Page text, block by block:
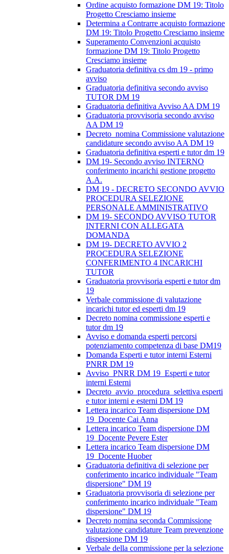
Ordine acquisto formazione DM 19: Titolo
Progetto Cresciamo insieme
Determina a Contrarre acquisto formazione
DM 19: Titolo Progetto Cresciamo insieme
Superamento Convenzioni acquisto
formazione DM 19: Titolo Progetto
Cresciamo insieme
Graduatoria definitiva cs dm 19 - primo
avviso
Graduatoria definitiva secondo avviso
TUTOR DM 19
Graduatoria definitiva Avviso AA DM 19
Graduatoria provvisoria secondo avviso
AA DM 19
Decreto_nomina Commissione valutazione
candidature secondo avviso AA DM 19
Graduatoria definitiva esperti e tutor dm 19
DM 19- Secondo avviso INTERNO
conferimento incarichi gestione progetto
A.A.
DM 19 - DECRETO SECONDO AVVIO
PROCEDURA SELEZIONE
PERSONALE AMMINISTRATIVO
DM 19- SECONDO AVVISO TUTOR
INTERNI CON ALLEGATA
DOMANDA
DM 19- DECRETO AVVIO 2
PROCEDURA SELEZIONE
CONFERIMENTO 4 INCARICHI
TUTOR
Graduatoria provvisoria esperti e tutor dm
19
Verbale commissione di valutazione
incarichi tutor ed esperti dm 19
Decreto nomina commissione esperti e
tutor dm 19
Avviso e domanda esperti percorsi
potenziamento competenza di base DM19
Domanda Esperti e tutor interni Esterni
PNRR DM 19
Avviso_PNRR DM 19_Esperti e tutor
interni Esterni
Decreto_avvio_procedura_selettiva esperti
e tutor interni e esterni DM 19
Lettera incarico Team dispersione DM
19_Docente Cai Anna
Lettera incarico Team dispersione DM
19_Docente Pevere Ester
Lettera incarico Team dispersione DM
19_Docente Huober
Graduatoria definitiva di selezione per
conferimento incarico individuale "Team
dispersione" DM 19
Graduatoria provvisoria di selezione per
conferimento incarico individuale "Team
dispersione" DM 19
Decreto nomina seconda Commissione
valutazione candidature Team prevenzione
dispersione DM 19
Verbale della commissione per la selezione